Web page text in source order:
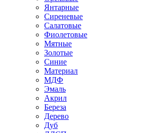
Янтарные
Сиреневые
Салатовые
Фиолетовые
Мятные
Золотые
Синие
Материал
МДФ
Эмаль
Акрил
Береза
Дерево
Дуб